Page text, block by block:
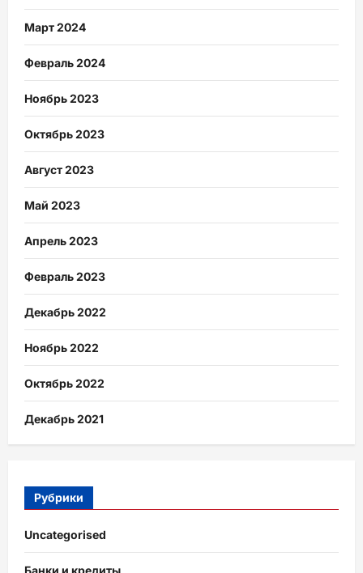
Март 2024
Февраль 2024
Ноябрь 2023
Октябрь 2023
Август 2023
Май 2023
Апрель 2023
Февраль 2023
Декабрь 2022
Ноябрь 2022
Октябрь 2022
Декабрь 2021
Рубрики
Uncategorised
Банки и кредиты